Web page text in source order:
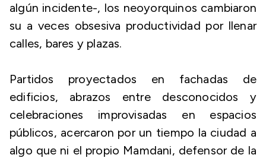
algún incidente-, los neoyorquinos cambiaron
su a veces obsesiva productividad por llenar
calles, bares y plazas.
Partidos proyectados en fachadas de
edificios, abrazos entre desconocidos y
celebraciones improvisadas en espacios
públicos, acercaron por un tiempo la ciudad a
algo que ni el propio Mamdani, defensor de la